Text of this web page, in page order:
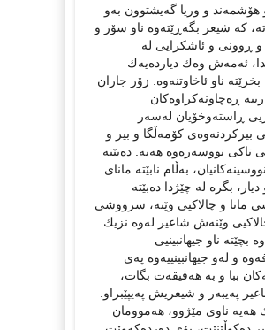
هۆشمەند و وریا گەیشتوون بەو
كە شیعر بگەڕێتەوە ناو سۆز و
ڕوونی و ئاشكرایی لە
ئەمەش وەك دیاردەیەك
بخرێتە ناو ئاخاوتنەوە. زۆر جاران
ڕەچاونەكراوەكان
ڕاستەوخۆیان لەسەر
بیركردنەوەی كۆمەڵگا و بیر و
تاكی نووسەرەوە هەیە. دەبێتە
بەڵام نابێتە مانای
بگرە لە چێژدا دەبێتە
مانا و چالاكیی وێنە، سرووشی
وێنەش شاعیر لەوە نزیك
بچێتە ناو جیهانبینیی
و لەو جیهانبینییەوە پەی
ببا و بە هەقیقەت بگات،
پەیبەر و شیعریش پەیپێبراو.
هەیە ناوی مێژوو، هەموومان